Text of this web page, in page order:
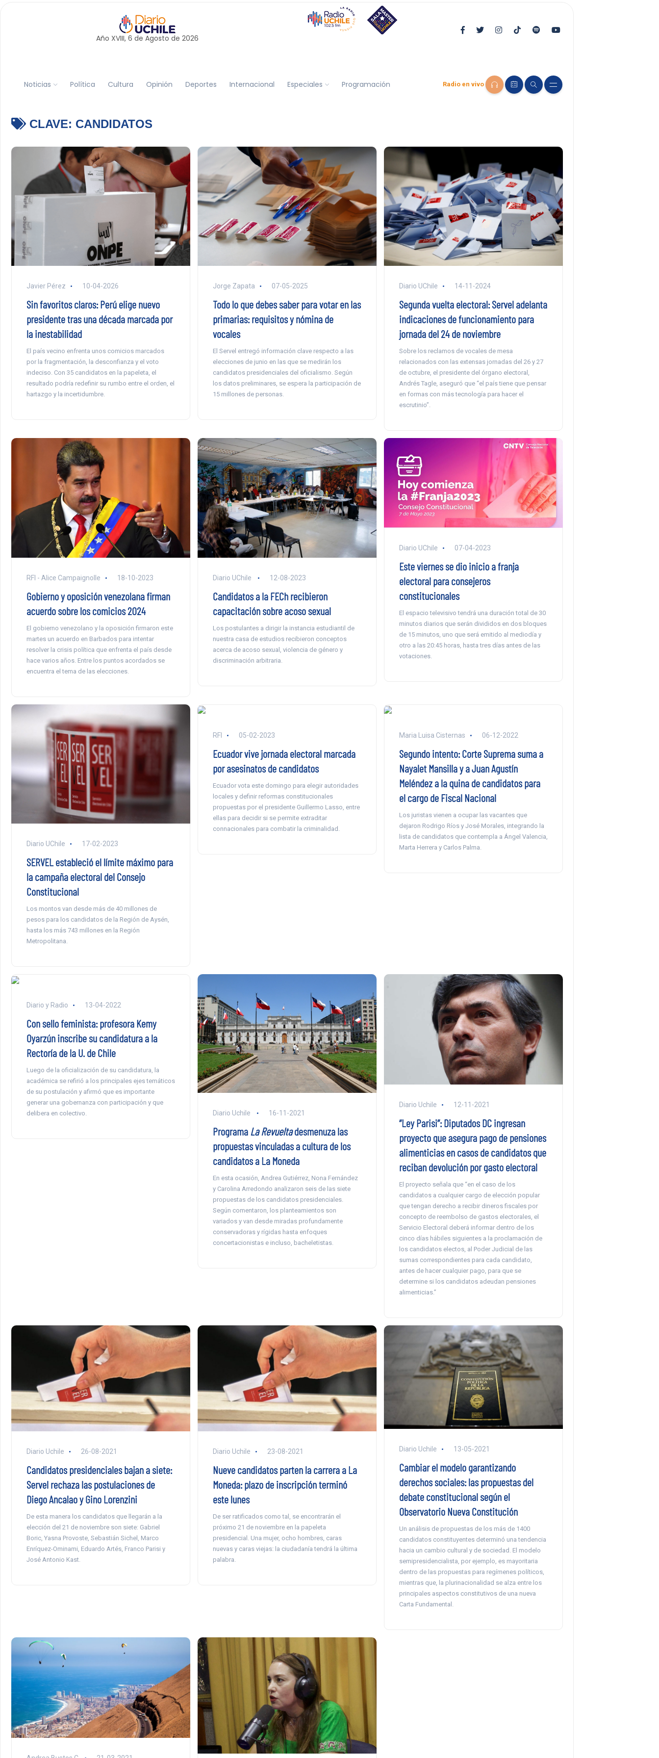
Año XVIII, 6 de Agosto de 2026
Noticias Política Cultura Opinión Deportes Internacional Especiales Programación Radio en vivo
CLAVE: CANDIDATOS
Javier Pérez 10-04-2026
Sin favoritos claros: Perú elige nuevo
presidente tras una década marcada por
la inestabilidad
El país vecino enfrenta unos comicios marcados
por la fragmentación, la desconfianza y el voto
indeciso. Con 35 candidatos en la papeleta, el
resultado podría redefinir su rumbo entre el orden, el
hartazgo y la incertidumbre.
Jorge Zapata 07-05-2025
Todo lo que debes saber para votar en las
primarias: requisitos y nómina de
vocales
El Servel entregó información clave respecto a las
elecciones de junio en las que se medirán los
candidatos presidenciales del oficialismo. Según
los datos preliminares, se espera la participación de
15 millones de personas.
Diario UChile 14-11-2024
Segunda vuelta electoral: Servel adelanta
indicaciones de funcionamiento para
jornada del 24 de noviembre
Sobre los reclamos de vocales de mesa
relacionados con las extensas jornadas del 26 y 27
de octubre, el presidente del órgano electoral,
Andrés Tagle, aseguró que “el país tiene que pensar
en formas con más tecnología para hacer el
escrutinio”.
RFI - Alice Campaignolle 18-10-2023
Gobierno y oposición venezolana firman
acuerdo sobre los comicios 2024
El gobierno venezolano y la oposición firmaron este
martes un acuerdo en Barbados para intentar
resolver la crisis política que enfrenta el país desde
hace varios años. Entre los puntos acordados se
encuentra el tema de las elecciones.
Diario UChile 12-08-2023
Candidatos a la FECh recibieron
capacitación sobre acoso sexual
Los postulantes a dirigir la instancia estudiantil de
nuestra casa de estudios recibieron conceptos
acerca de acoso sexual, violencia de género y
discriminación arbitraria.
Diario UChile 07-04-2023
Este viernes se dio inicio a franja
electoral para consejeros
constitucionales
El espacio televisivo tendrá una duración total de 30
minutos diarios que serán divididos en dos bloques
de 15 minutos, uno que será emitido al mediodía y
otro a las 20:45 horas, hasta tres días antes de las
votaciones.
Diario UChile 17-02-2023
SERVEL estableció el límite máximo para
la campaña electoral del Consejo
Constitucional
Los montos van desde más de 40 millones de
pesos para los candidatos de la Región de Aysén,
hasta los más 743 millones en la Región
Metropolitana.
RFI 05-02-2023
Ecuador vive jornada electoral marcada
por asesinatos de candidatos
Ecuador vota este domingo para elegir autoridades
locales y definir reformas constitucionales
propuestas por el presidente Guillermo Lasso, entre
ellas para decidir si se permite extraditar
connacionales para combatir la criminalidad.
Maria Luisa Cisternas 06-12-2022
Segundo intento: Corte Suprema suma a
Nayalet Mansilla y a Juan Agustín
Meléndez a la quina de candidatos para
el cargo de Fiscal Nacional
Los juristas vienen a ocupar las vacantes que
dejaron Rodrigo Ríos y José Morales, integrando la
lista de candidatos que contempla a Ángel Valencia,
Marta Herrera y Carlos Palma.
Diario y Radio 13-04-2022
Con sello feminista: profesora Kemy
Oyarzún inscribe su candidatura a la
Rectoría de la U. de Chile
Luego de la oficialización de su candidatura, la
académica se refirió a los principales ejes temáticos
de su postulación y afirmó que es importante
generar una gobernanza con participación y que
delibera en colectivo.
Diario Uchile 16-11-2021
Programa La Revueltadesmenuza las
propuestas vinculadas a cultura de los
candidatos a La Moneda
En esta ocasión, Andrea Gutiérrez, Nona Fernández
y Carolina Arredondo analizaron seis de las siete
propuestas de los candidatos presidenciales.
Según comentaron, los planteamientos son
variados y van desde miradas profundamente
conservadoras y rígidas hasta enfoques
concertacionistas e incluso, bacheletistas.
Diario Uchile 12-11-2021
“Ley Parisi”: Diputados DC ingresan
proyecto que asegura pago de pensiones
alimenticias en casos de candidatos que
reciban devolución por gasto electoral
El proyecto señala que “en el caso de los
candidatos a cualquier cargo de elección popular
que tengan derecho a recibir dineros fiscales por
concepto de reembolso de gastos electorales, el
Servicio Electoral deberá informar dentro de los
cinco días hábiles siguientes a la proclamación de
los candidatos electos, al Poder Judicial de las
sumas correspondientes para cada candidato,
antes de hacer cualquier pago, para que se
determine si los candidatos adeudan pensiones
alimenticias.”
Diario Uchile 26-08-2021
Candidatos presidenciales bajan a siete:
Servel rechaza las postulaciones de
Diego Ancalao y Gino Lorenzini
De esta manera los candidatos que llegarán a la
elección del 21 de noviembre son siete: Gabriel
Boric, Yasna Provoste, Sebastián Sichel, Marco
Enríquez-Ominami, Eduardo Artés, Franco Parisi y
José Antonio Kast.
Diario Uchile 23-08-2021
Nueve candidatos parten la carrera a La
Moneda: plazo de inscripción terminó
este lunes
De ser ratificados como tal, se encontrarán el
próximo 21 de noviembre en la papeleta
presidencial. Una mujer, ocho hombres, caras
nuevas y caras viejas: la ciudadanía tendrá la última
palabra.
Diario Uchile 13-05-2021
Cambiar el modelo garantizando
derechos sociales: las propuestas del
debate constitucional según el
Observatorio Nueva Constitución
Un análisis de propuestas de los más de 1400
candidatos constituyentes determinó una tendencia
hacia un cambio cultural y de sociedad. El modelo
semipresidencialista, por ejemplo, es mayoritaria
dentro de las propuestas para regímenes políticos,
mientras que, la plurinacionalidad se alza entre los
principales aspectos constitutivos de una nueva
Carta Fundamental.